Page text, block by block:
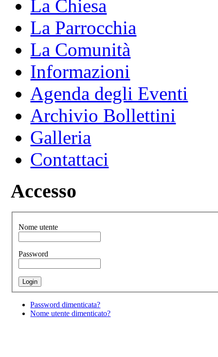
La Chiesa
La Parrocchia
La Comunità
Informazioni
Agenda degli Eventi
Archivio Bollettini
Galleria
Contattaci
Accesso
Nome utente
Password
Password dimenticata?
Nome utente dimenticato?